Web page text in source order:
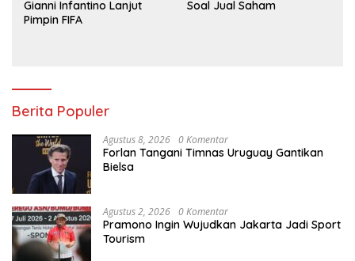
Gianni Infantino Lanjut
Pimpin FIFA
Soal Jual Saham
Berita Populer
Agustus 8, 2026 0 Komentar
Forlan Tangani Timnas Uruguay Gantikan
Bielsa
Agustus 2, 2026 0 Komentar
Pramono Ingin Wujudkan Jakarta Jadi Sport
Tourism